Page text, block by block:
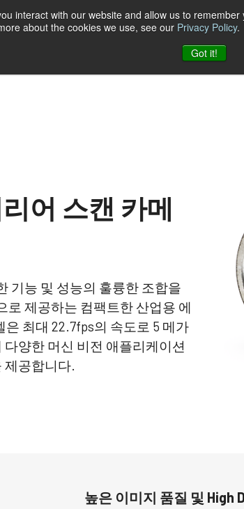
interact with our website and allow us to
about the cookies we use, see our Privacy Policy.
Got it!
JAI에 문의하기
어 스캔 카메
기능 및 성능의 훌륭한 조합을
로 제공하는 컴팩트한 산업용 에
최대 22.7fps의 속도로 5 메가
양한 머신 비전 애플리케이션
제공합니다.
높은 이미지 품질 및 High